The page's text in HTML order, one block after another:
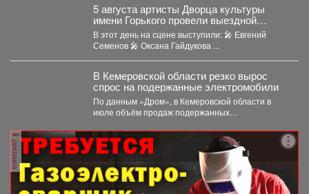
5 августа артисты Дворца культуры
имени Горького провели выездной
концерт в реабилитационном центре
«Топаз».
В этот день на сцене выступили: 🎤 Евгений
Семенов 🎤 Оксана Гайдукова ...
В Кемеровской области резко вырос
спрос на подержанные электромобили
По данным «Дром», в Кемеровской области в
июле объём продаж подержанных
реклама